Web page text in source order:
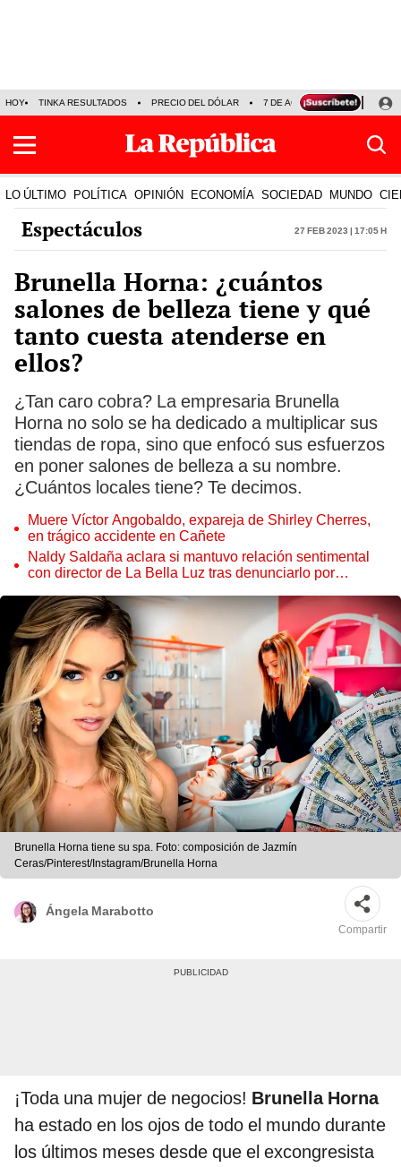
HOY TINKA RESULTADOS PRECIO DEL DÓLAR 7 DE AGOSTO OLLANTA
LO ÚLTIMO POLÍTICA OPINIÓN ECONOMÍA SOCIEDAD MUNDO
Espectáculos 27 Feb 2023 | 17:05 h
Brunella Horna: ¿cuántos
salones de belleza tiene y qué
tanto cuesta atenderse en
ellos?
¿Tan caro cobra? La empresaria Brunella
Horna no solo se ha dedicado a multiplicar sus
tiendas de ropa, sino que enfocó sus esfuerzos
en poner salones de belleza a su nombre.
¿Cuántos locales tiene? Te decimos.
Muere Víctor Angobaldo, expareja de Shirley Cherres,
en trágico accidente en Cañete
Naldy Saldaña aclara si mantuvo relación sentimental
con director de La Bella Luz tras denunciarlo por
Brunella Horna tiene su spa. Foto: composición de Jazmín
Ceras/Pinterest/Instagram/Brunella Horna
Ángela Marabotto
Compartir
¡Toda una mujer de negocios! Brunella Horna
ha estado en los ojos de todo el mundo durante
los últimos meses desde que el excongresista